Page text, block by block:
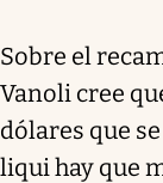
Sobre el
Vanoli cree
dólares que
liqui hay que